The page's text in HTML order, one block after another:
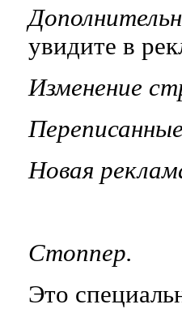
увидите в
Изменение
Новая
Стоппер.
Это